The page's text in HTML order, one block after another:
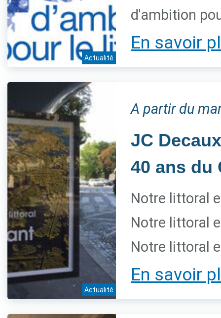
Actualité
d'ambition
En savoir
Actualité
A partir du
JC
40 ans du
Notre littoral
Notre littoral
Notre littoral
En savoir